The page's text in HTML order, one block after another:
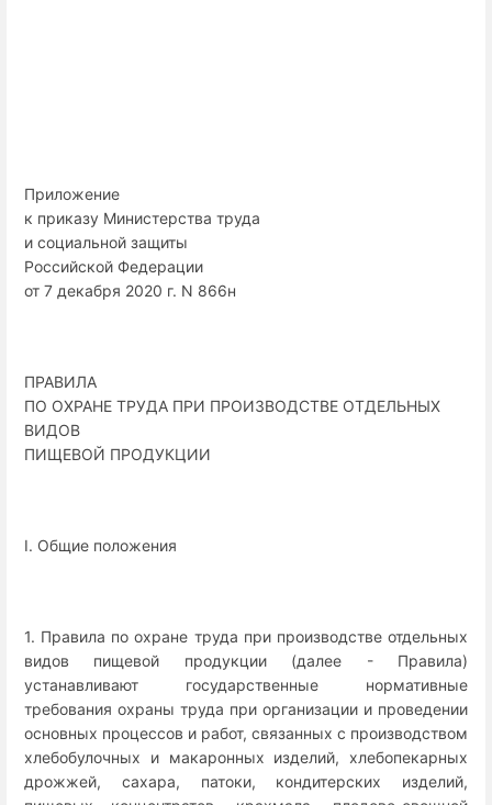
Приложение
к приказу Министерства труда
и социальной защиты
Российской Федерации
от 7 декабря 2020 г. N 866н
ПРАВИЛА
ПО ОХРАНЕ ТРУДА ПРИ ПРОИЗВОДСТВЕ ОТДЕЛЬНЫХ
ВИДОВ
ПИЩЕВОЙ ПРОДУКЦИИ
I. Общие положения
1. Правила по охране труда при производстве отдельных
видов пищевой продукции (далее - Правила)
устанавливают государственные нормативные
требования охраны труда при организации и проведении
основных процессов и работ, связанных с производством
хлебобулочных и макаронных изделий, хлебопекарных
дрожжей, сахара, патоки, кондитерских изделий,